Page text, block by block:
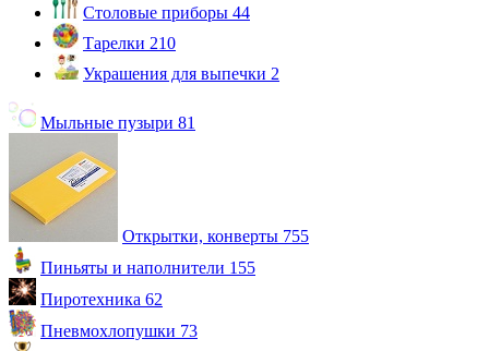
Столовые приборы 44
Тарелки 210
Украшения для выпечки 2
Мыльные пузыри 81
Открытки, конверты 755
Пиньяты и наполнители 155
Пиротехника 62
Пневмохлопушки 73